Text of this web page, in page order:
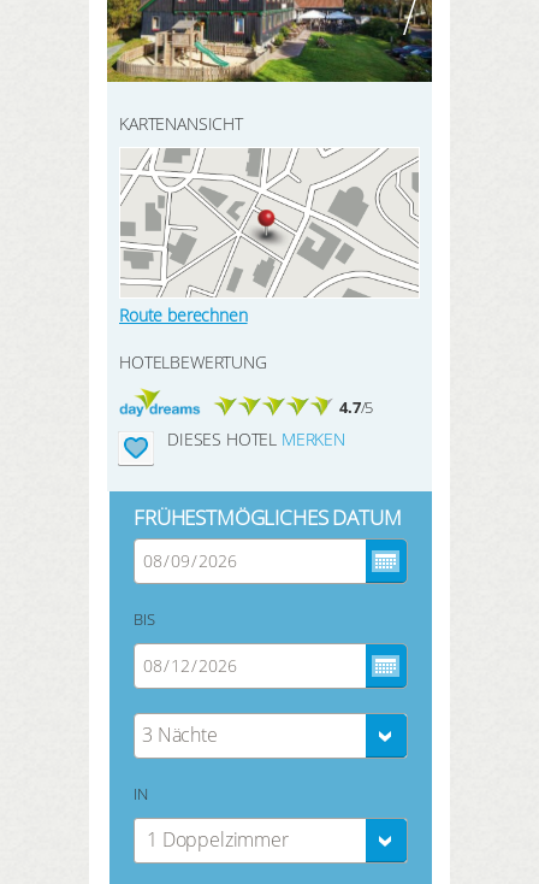
HIER REGISTRIEREN
Meine Buchungen
Meine Produkte
Meine Hotels
ANMELDEN
SUCHEN
KARTENANSICHT
Route berechnen
HOTELBEWERTUNG
4.7/5
DIESES HOTEL MERKEN
FRÜHESTMÖGLICHES DATUM
BIS
3 Nächte
IN
1 Doppelzimmer